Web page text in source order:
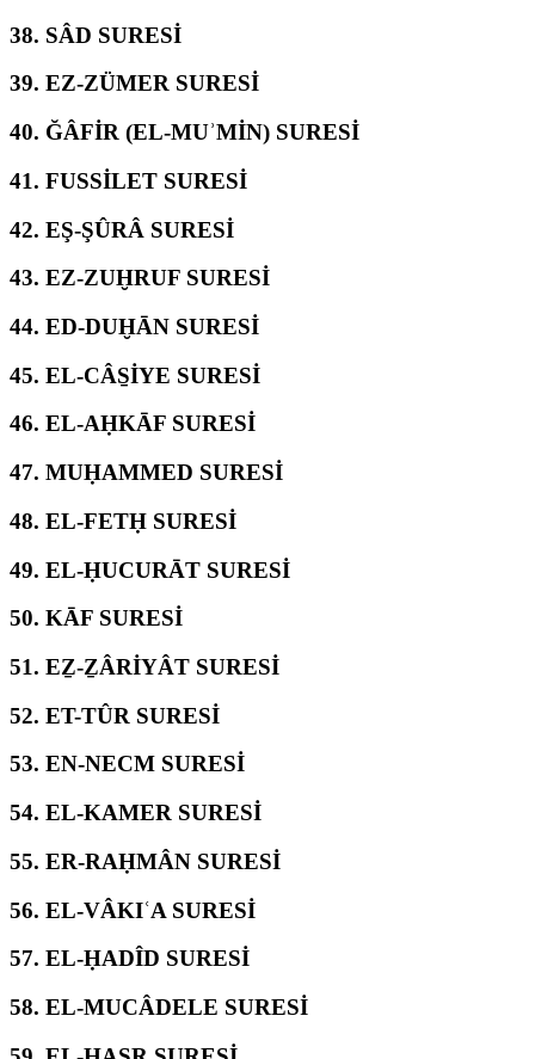
38. SÂD SURESİ
39. EZ-ZÜMER SURESİ
40. ĞÂFİR (EL-MUʾMİN) SURESİ
41. FUSSİLET SURESİ
42. EŞ-ŞÛRÂ SURESİ
43. EZ-ZUḪRUF SURESİ
44. ED-DUḪĀN SURESİ
45. EL-CÂS̱İYE SURESİ
46. EL-AḤKĀF SURESİ
47. MUḤAMMED SURESİ
48. EL-FETḤ SURESİ
49. EL-ḤUCURĀT SURESİ
50. KĀF SURESİ
51. EẔ-ẔÂRİYÂT SURESİ
52. ET-TÛR SURESİ
53. EN-NECM SURESİ
54. EL-KAMER SURESİ
55. ER-RAḤMÂN SURESİ
56. EL-VÂKIʿA SURESİ
57. EL-ḤADÎD SURESİ
58. EL-MUCÂDELE SURESİ